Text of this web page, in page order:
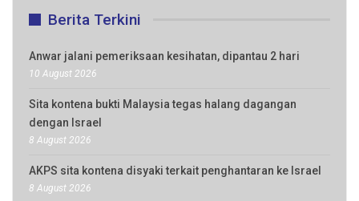
Berita Terkini
Anwar jalani pemeriksaan kesihatan, dipantau 2 hari
10 August 2026
Sita kontena bukti Malaysia tegas halang dagangan
dengan Israel
8 August 2026
AKPS sita kontena disyaki terkait penghantaran ke Israel
8 August 2026